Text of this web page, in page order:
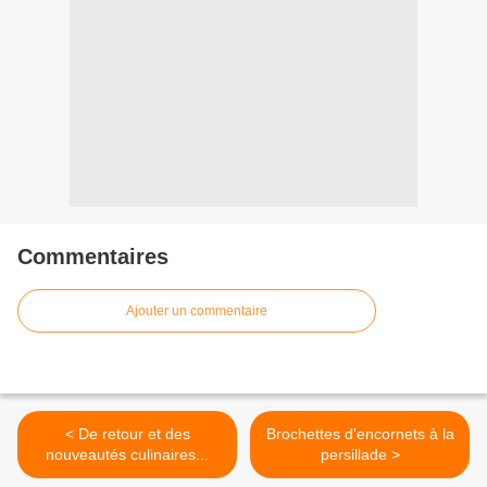
Commentaires
Ajouter un commentaire
< De retour et des
nouveautés culinaires...
Brochettes d'encornets à la
persillade >